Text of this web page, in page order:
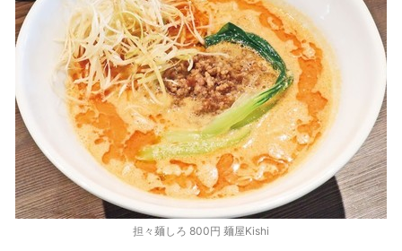
担々麺しろ 800円 麺屋Kishi